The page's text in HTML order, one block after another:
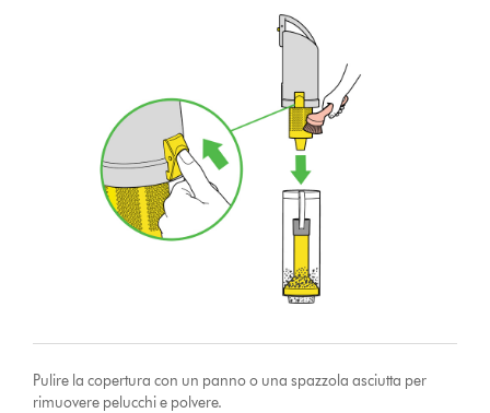
Pulire la copertura con un panno o una spazzola asciutta per
rimuovere pelucchi e polvere.